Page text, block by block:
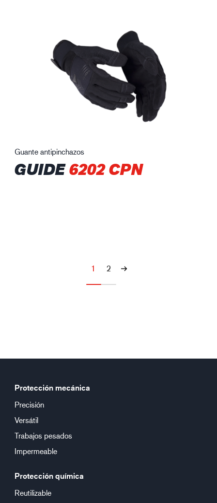
Guante antipinchazos
GUIDE6202 CPN
1 2
Protección mecánica
Precisión
Versátil
Trabajos pesados
Impermeable
Protección química
Reutilizable